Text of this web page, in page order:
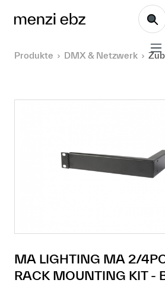
Zum Hauptinhalt springen
Produkte DMX & Netzwerk
MA LIGHTING MA 2/
RACK MOUNTING KIT -